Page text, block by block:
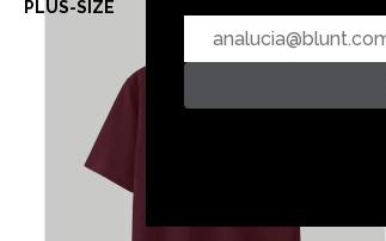
PLUS-SIZE